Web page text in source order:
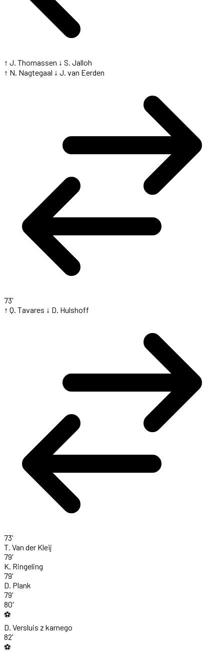
↑ J. Thomassen ↓ S. Jalloh
↑ N. Nagtegaal ↓ J. van Eerden
73'
↑ Q. Tavares ↓ D. Hulshoff
73'
T. Van der Kleij
79'
K. Ringeling
79'
D. Plank
79'
80'
⚽
D. Versluis z karnego
82'
⚽